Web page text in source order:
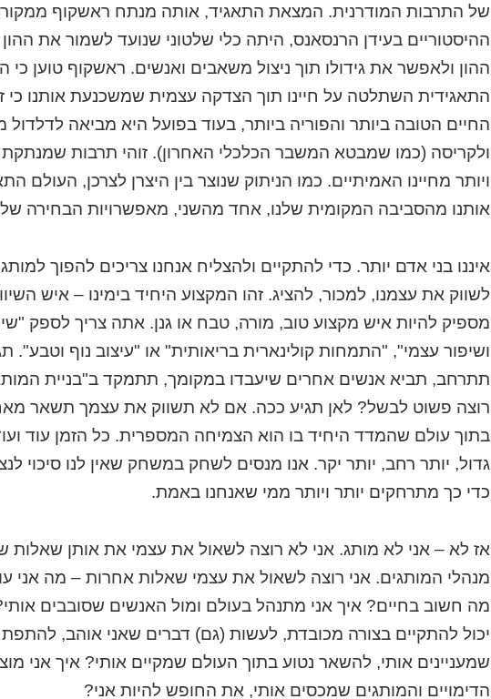
של התרבות המודרנית. המצאת התאגיד, אותה מנתח ראשקוף
ההיסטוריים בעידן הרנסאנס, היתה כלי שלטוני שנועד לשמור את ההון
ההון ולאפשר את גידולו תוך ניצול משאבים ואנשים. ראשקוף טוען כי
התאגידית השתלטה על חיינו תוך הצדקה עצמית שמשכנעת אותנו כי
החיים הטובה ביותר והפוריה ביותר, בעוד בפועל היא מביאה
ולקריסה (כמו שמבטא המשבר הכלכלי האחרון). זוהי תרבות שמנתקת
ויותר מחיינו האמיתיים. כמו הניתוק שנוצר בין היצרן לצרכן, העולם
אותנו מהסביבה המקומית שלנו, אחד מהשני, מאפשרויות הבחירה
איננו בני אדם יותר. כדי להתקיים ולהצליח אנחנו צריכים להפוך
לשווק את עצמנו, למכור, להציג. זהו המקצוע היחיד בימינו – איש
מספיק להיות איש מקצוע טוב, מורה, טבח או גנן. אתה צריך לספק
ושיפור עצמי", "התמחות קולינארית בריאותית" או "עיצוב נוף וטבע".
תתרחב, תביא אנשים אחרים שיעבדו במקומך, תתמקד ב"בניית
רוצה פשוט לבשל? לאן תגיע ככה. אם לא תשווק את עצמך תשאר
בתוך עולם שהמדד היחיד בו הוא הצמיחה המספרית. כל הזמן עוד
גדול, יותר רחב, יותר יקר. אנו מנסים לשחק במשחק שאין לנו סיכוי
כדי כך מתרחקים יותר ויותר ממי שאנחנו באמת.
אז לא – אני לא מותג. אני לא רוצה לשאול את עצמי את אותן שאלות
מנהלי המותגים. אני רוצה לשאול את עצמי שאלות אחרות – מה אני
מה חשוב בחיים? איך אני מתנהל בעולם ומול האנשים שסובבים
יכול להתקיים בצורה מכובדת, לעשות (גם) דברים שאני אוהב,
שמעניינים אותי, להשאר נטוע בתוך העולם שמקיים אותי? איך אני
הדימויים והמותגים שמכסים אותי, את החופש להיות אני?